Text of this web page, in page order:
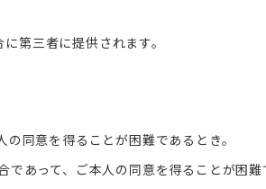
第三者に提供されます。
同意を得ることが困難であるとき。
あって、ご本人の同意を得ることが困難